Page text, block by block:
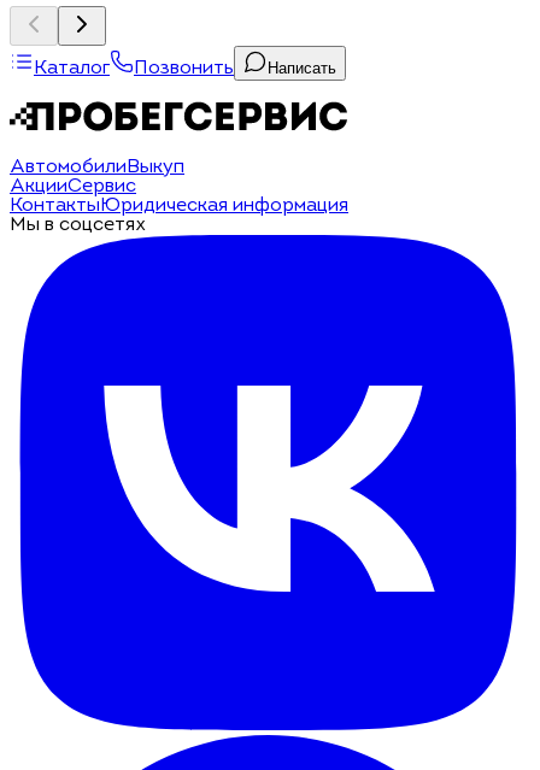
Каталог Позвонить Написать
Автомобили Выкуп
АкцииСервис
Контакты Юридическая информация
Мы в соцсетях